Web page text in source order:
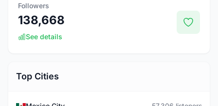
Followers
138,668
See details
Top Cities